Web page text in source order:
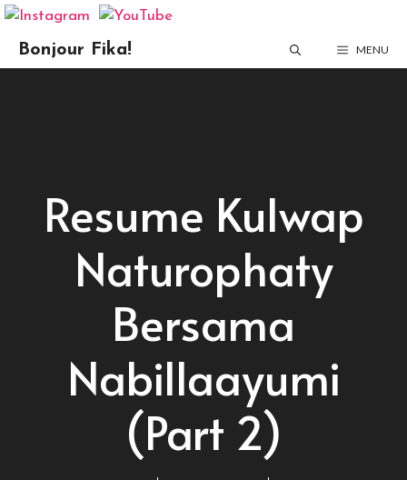
Skip
to
Bonjour Fika! MENU
Resume Kulwap
Naturophaty
Bersama
Nabillaayumi
(Part 2)